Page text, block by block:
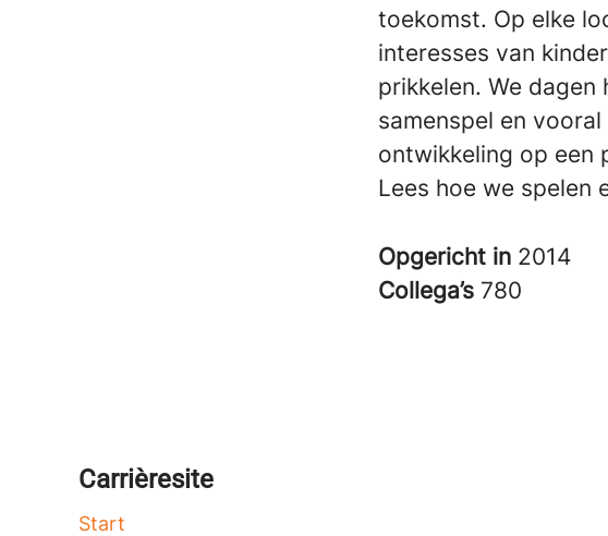
toekomst. Op elke
interesses van
prikkelen. We
samenspel en
ontwikkeling op een
Lees hoe we spelen
Opgericht in 2014
Collega’s 780
Carrièresite
Start